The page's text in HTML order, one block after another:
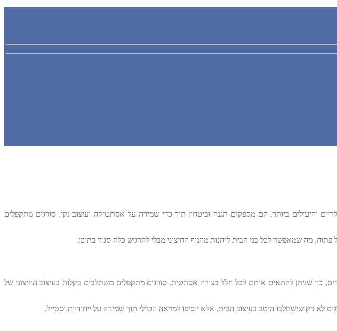
והיעילים ביותר. הם מספקים הגנה וביטחון תוך כדי שמירה על אסתטיקה ועיצוב נקי. סורגים מתקפלים
מה שמאפשר לכל בני הבית ליהנות מהנוף החיצוני מבלי להרגיש כלה סגור בתוכן.
כך שניתן להתאים אותם לכל חלל בצורה אסתטית. סורגים מתקפלים משתלבים בקלות בעיצוב החיצוני של
לא רק שישתלבו היטב בעיצוב הבית, אלא יוסיפו למראה הכללי תוך שמירה על ייחודיות וסטייל.